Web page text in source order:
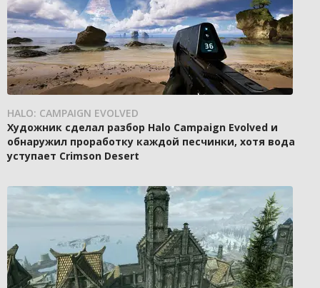
HALO: CAMPAIGN EVOLVED
Художник сделал разбор Halo Campaign Evolved и
обнаружил проработку каждой песчинки, хотя вода
уступает Crimson Desert